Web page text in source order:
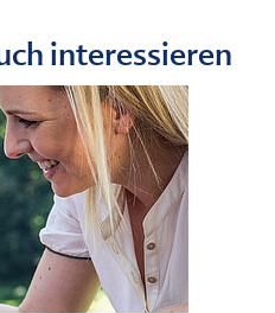
interessieren